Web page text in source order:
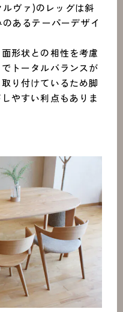
ヴァ)のレッグは斜
あるテーパーデザイ
形状との相性を考慮
トータルバランスが
り付けているため脚
やすい利点もありま